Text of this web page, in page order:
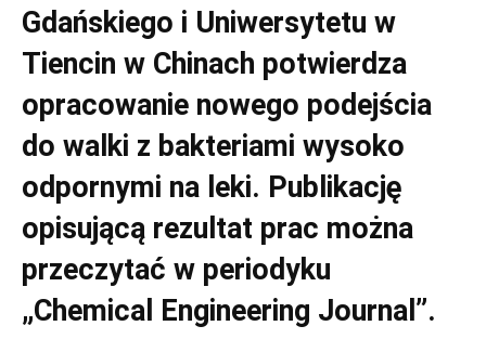
Gdańskiego i Uniwersytetu w
Tiencin w Chinach potwierdza
opracowanie nowego podejścia
do walki z bakteriami wysoko
odpornymi na leki. Publikację
opisującą rezultat prac można
przeczytać w periodyku
„Chemical Engineering Journal”.